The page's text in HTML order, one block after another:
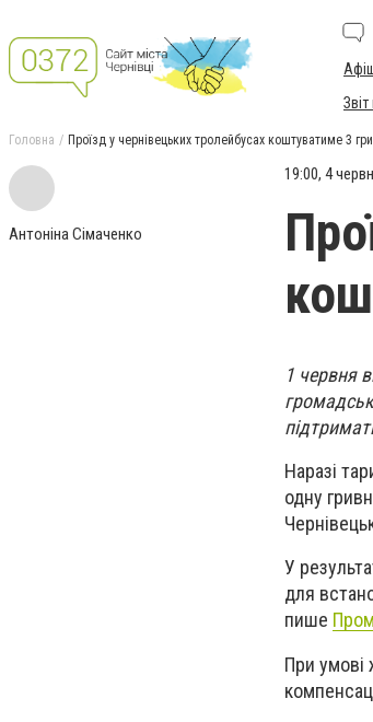
Головна Проїзд у чернівецьких тролейбусах коштуватиме 3
Антоніна Сімаченко
19:00, 4
1 червня
Наразі
одну
У
для
пише
При умові